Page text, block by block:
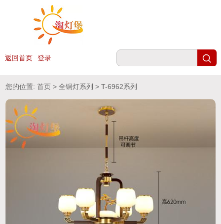
返回首页 登录
您的位置:首页 >全铜灯系列 > T-6962系列